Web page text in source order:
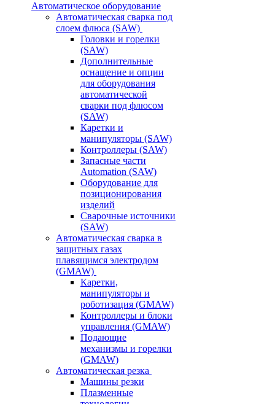
Автоматическое оборудование
Автоматическая сварка под
слоем флюса (SAW)
Головки и горелки
(SAW)
Дополнительные
оснащение и опции
для оборудования
автоматической
сварки под флюсом
(SAW)
Каретки и
манипуляторы (SAW)
Контроллеры (SAW)
Запасные части
Automation (SAW)
Оборудование для
позиционирования
изделий
Сварочные источники
(SAW)
Автоматическая сварка в
защитных газах
плавящимся электродом
(GMAW)
Каретки,
манипуляторы и
роботизация (GMAW)
Контроллеры и блоки
управления (GMAW)
Подающие
механизмы и горелки
(GMAW)
Автоматическая резка
Машины резки
Плазменные